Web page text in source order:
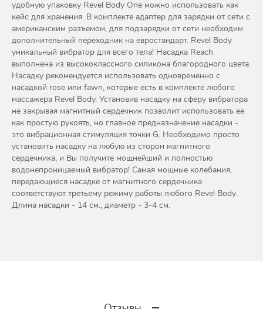
удобную упаковку Revel Body One можно использовать как
кейс для хранения. В комплекте адаптер для зарядки от сети с
американским разъемом, для подзарядки от сети необходим
дополнительный переходник на евростандарт. Revel Body
уникальный вибратор для всего тела! Насадка Reach
выполнена из высококлассного силикона благородного цвета.
Насадку рекомендуется использовать одновременно с
насадкой rose или fawn, которые есть в комплекте любого
массажера Revel Body. Установив насадку на сферу вибратора
не закрывая магнитный сердечник позволит использовать ее
как простую рукоять, но главное предназначение насадки -
это вибрационная стимуляция точки G. Необходимо просто
установить насадку на любую из сторон магнитного
сердечника, и Вы получите мощнейший и полностью
водонепроницаемый вибратор! Самая мощные колебания,
передающиеся насадке от магнитного сердечника
соответствуют третьему режиму работы любого Revel Body.
Длина насадки - 14 см., диаметр - 3-4 см.